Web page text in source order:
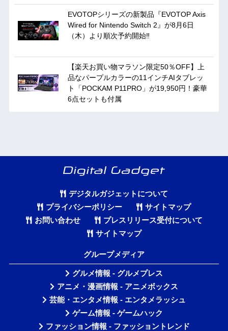
EVOTOPシリーズの新製品『EVOTOP Axis
Wired for Nintendo Switch 2』が8月6日
（木）より順次予約開始‼
【楽天お買い物マラソン限定50％OFF】上
品なパープルカラーの11インチAIタブレッ
ト「POCKAM P11PRO」が19,950円！豪華
6点セットも付属
デジタルガジェットについて
プライバシーポリシー
サイトマップ
お問い合わせ
プレスリリース受付について
サイトマップ
グループメディア
グルメ情報 - グルメプレス
アニメ・漫画情報 - アニメボックス
芸能・エンタメ情報 - エンタメラッシュ
ゲーム情報 - ゲームハック
ファッション情報 - ファッショントレンド